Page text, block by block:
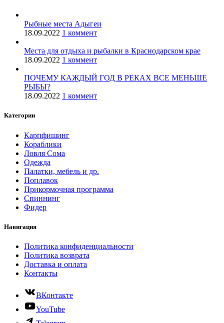
Рыбные места Адыгеи
18.09.2022 1 коммент
Места для отдыха и рыбалки в Краснодарском крае
18.09.2022 1 коммент
ПОЧЕМУ КАЖДЫЙ ГОД В РЕКАХ ВСЕ МЕНЬШЕ
РЫБЫ?
18.09.2022 1 коммент
Категории
Карпфишинг
Кораблики
Ловля Сома
Одежда
Палатки, мебель и др.
Поплавок
Прикормочная программа
Спиннинг
Фидер
Навигация
Политика конфиденциальности
Политика возврата
Доставка и оплата
Контакты
ВКонтакте
YouTube